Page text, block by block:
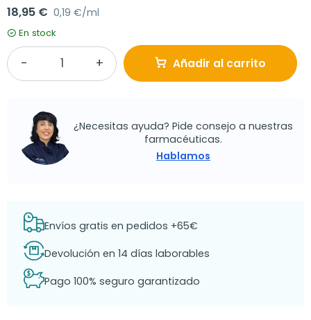
18,95 € 0,19 €/ml
En stock
Añadir al carrito
¿Necesitas ayuda? Pide consejo a nuestras
farmacéuticas.
Hablamos
Envíos gratis en pedidos +65€
Devolución en 14 días laborables
Pago 100% seguro garantizado